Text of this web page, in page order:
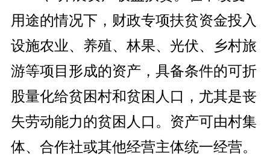
用途的情况下，财政专项扶贫资金投入
设施农业、养殖、林果、光伏、乡村旅
游等项目形成的资产，具备条件的可折
股量化给贫困村和贫困人口，尤其是丧
失劳动能力的贫困人口。资产可由村集
体、合作社或其他经营主体统一经营。